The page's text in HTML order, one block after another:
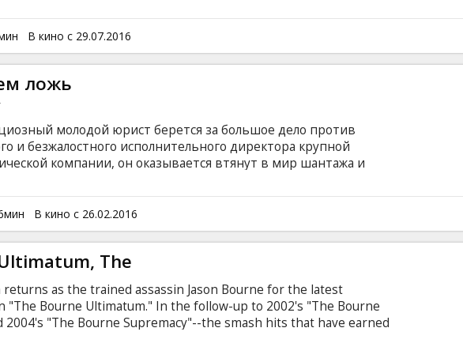
В кино с 29.07.2016
ложь
молодой юрист берется за большое дело против
и безжалостного исполнительного директора крупной
компании, он оказывается втянут в мир шантажа и
В кино с 26.02.2016
The
returns as the trained assassin Jason Bourne for the latest
"The Bourne Ultimatum." In the follow-up to 2002's "The Bourne
2004's "The Bourne Supremacy"--the smash hits that have earned